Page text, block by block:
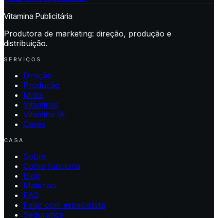
Vitamina Publicitária
Produtora de marketing: direção, produção e
distribuição.
SERVIÇOS
Direção
Produção
Mídia
Vitaminas
Vitamina IA
Cases
CASA
Sobre
Como funciona
Blog
Materiais
FAQ
Falar com especialista
Segurança